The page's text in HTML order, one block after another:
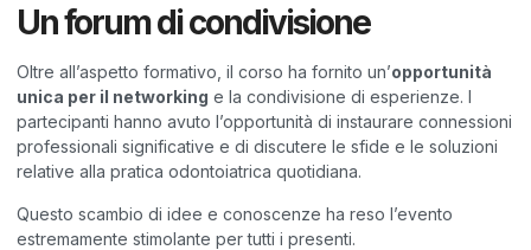
Un forum di condivisione
Oltre all’aspetto formativo, il corso ha fornito un’opportunità
unica per il networking e la condivisione di esperienze. I
partecipanti hanno avuto l’opportunità di instaurare connessioni
professionali significative e di discutere le sfide e le soluzioni
relative alla pratica odontoiatrica quotidiana.
Questo scambio di idee e conoscenze ha reso l’evento
estremamente stimolante per tutti i presenti.